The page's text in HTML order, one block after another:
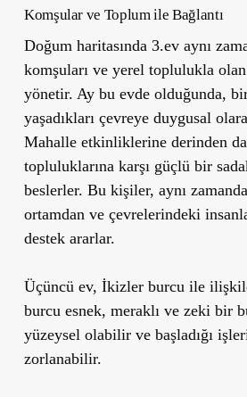
Komşular ve Toplum ile Bağlantı
Doğum haritasında 3.ev aynı
komşuları ve yerel toplulukla
yönetir. Ay bu evde olduğunda,
yaşadıkları çevreye duygusal
Mahalle etkinliklerine derinden
topluluklarına karşı güçlü bir
beslerler. Bu kişiler, aynı
ortamdan ve çevrelerindeki
destek ararlar.
Üçüncü ev, İkizler burcuile
burcu esnek, meraklı ve zeki bir
yüzeysel olabilir ve başladığı
zorlanabilir.